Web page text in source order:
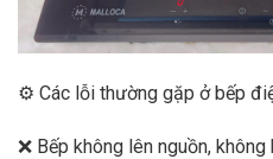
⚙️ Các lỗi thường gặp ở bếp
❌ Bếp không lên nguồn,